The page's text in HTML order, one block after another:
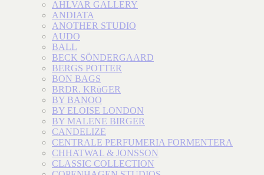
AHLVAR GALLERY
ANDIATA
ANOTHER STUDIO
AUDO
BALL
BECK SÖNDERGAARD
BERGS POTTER
BON BAGS
BRDR. KRüGER
BY BANOO
BY ELOISE LONDON
BY MALENE BIRGER
CANDELIZE
CENTRALE PERFUMERIA FORMENTERA
CHHATWAL & JONSSON
CLASSIC COLLECTION